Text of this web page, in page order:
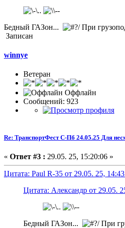
Бедный ГАЗон...
При
Записан
winnye
Ветеран
Оффлайн
Сообщений: 923
Re: ТранспортФест С-Пб 24.05.25 Для
« Ответ #3 : 29.05. 25, 15:20:06 »
Цитата: Paul R-35 от 29.05. 25,
Цитата: Александр от 29.05.
Бедный ГАЗон...
При